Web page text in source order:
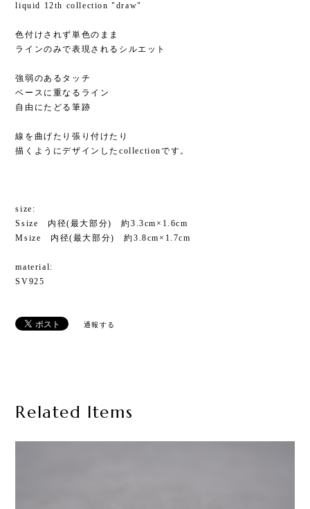
liquid 12th collection "draw"
色付けされず単色のまま
ラインのみで表現されるシルエット
強弱のあるタッチ
ベースに重なるライン
自由にたどる筆跡
線を曲げたり張り付けたり
描くようにデザインしたcollectionです。
size:
Ssize 内径(最大部分) 約3.3cm×1.6cm
Msize 内径(最大部分) 約3.8cm×1.7cm
material:
SV925
通報する
Related Items